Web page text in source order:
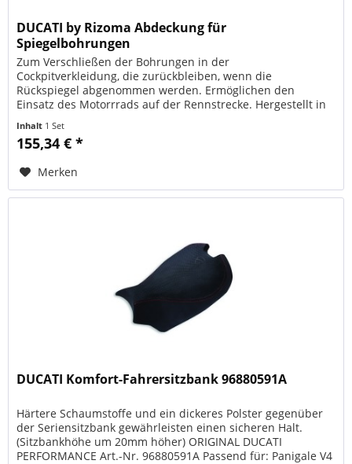
DUCATI by Rizoma Abdeckung für
Spiegelbohrungen
Zum Verschließen der Bohrungen in der
Cockpitverkleidung, die zurückbleiben, wenn die
Rückspiegel abgenommen werden. Ermöglichen den
Einsatz des Motorrrads auf der Rennstrecke. Hergestellt in
Inhalt 1 Set
155,34 € *
Merken
DUCATI Komfort-Fahrersitzbank 96880591A
Härtere Schaumstoffe und ein dickeres Polster gegenüber
der Seriensitzbank gewährleisten einen sicheren Halt.
(Sitzbankhöhe um 20mm höher) ORIGINAL DUCATI
PERFORMANCE Art.-Nr. 96880591A Passend für: Panigale V4